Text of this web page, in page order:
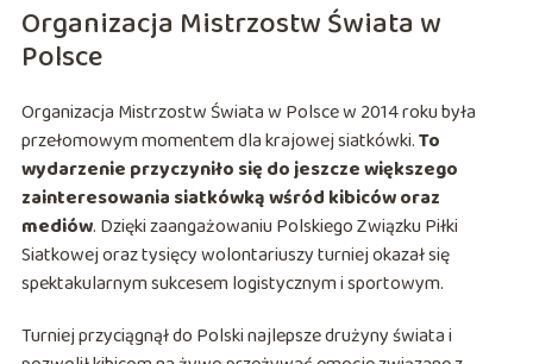
Organizacja Mistrzostw Świata w
Polsce
Organizacja Mistrzostw Świata w Polsce w 2014 roku była
przełomowym momentem dla krajowej siatkówki.To
wydarzenie przyczyniło się do jeszcze większego
zainteresowania siatkówką wśród kibiców oraz
mediów. Dzięki zaangażowaniu Polskiego Związku Piłki
Siatkowej oraz tysięcy wolontariuszy turniej okazał się
spektakularnym sukcesem logistycznym i sportowym.
Turniej przyciągnął do Polski najlepsze drużyny świata i